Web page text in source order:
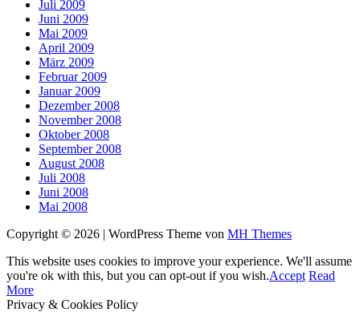
Juli 2009
Juni 2009
Mai 2009
April 2009
März 2009
Februar 2009
Januar 2009
Dezember 2008
November 2008
Oktober 2008
September 2008
August 2008
Juli 2008
Juni 2008
Mai 2008
Copyright © 2026 | WordPress Theme von MH Themes
This website uses cookies to improve your experience. We'll assume
you're ok with this, but you can opt-out if you wish.Accept Read
More
Privacy & Cookies Policy